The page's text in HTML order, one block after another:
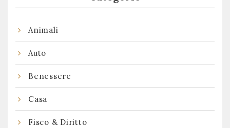
Animali
Auto
Benessere
Casa
Fisco & Diritto